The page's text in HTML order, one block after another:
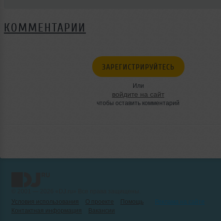
КОММЕНТАРИИ
ЗАРЕГИСТРИРУЙТЕСЬ
Или
войдите на сайт
чтобы оставить комментарий
Условия использования
О проекте Помощь
Контактная информация
Вакансии